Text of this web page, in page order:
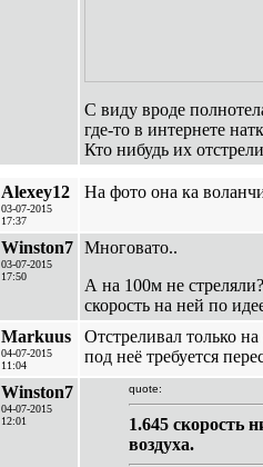
С виду вроде
где-то в интернете
Кто нибудь их
Alexey12
03-07-2015
17:37
На фото она ка
Winston7
03-07-2015
17:50
Многовато..
А на 100м не стреляли?
скорость на ней по
Markuus
04-07-2015
11:04
Отстреливал только
под неё требуется
Winston7
04-07-2015
12:01
quote:
1.645 скорость
воздуха.